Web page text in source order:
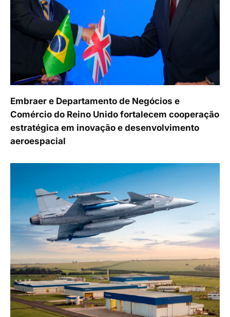
Embraer e Departamento de Negócios e
Comércio do Reino Unido fortalecem cooperação
estratégica em inovação e desenvolvimento
aeroespacial